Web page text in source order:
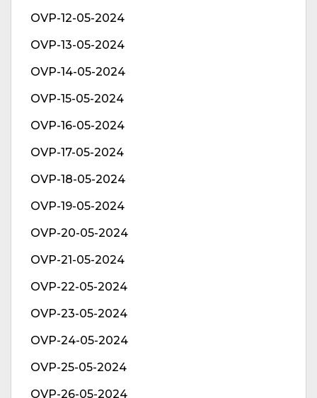
OVP-12-05-2024
OVP-13-05-2024
OVP-14-05-2024
OVP-15-05-2024
OVP-16-05-2024
OVP-17-05-2024
OVP-18-05-2024
OVP-19-05-2024
OVP-20-05-2024
OVP-21-05-2024
OVP-22-05-2024
OVP-23-05-2024
OVP-24-05-2024
OVP-25-05-2024
OVP-26-05-2024